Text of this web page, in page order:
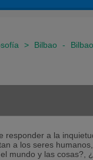
> Bilbao - Bilbao
responder a la
a los seres
mundo y las cosas?,